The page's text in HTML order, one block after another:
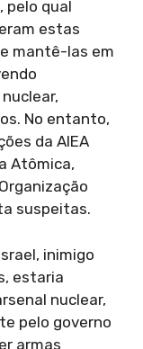
pelo qual
estas
mantê-las em
No entanto,
da AIEA
Atômica,
suspeitas.
inimigo
estaria
nuclear,
pelo governo
armas